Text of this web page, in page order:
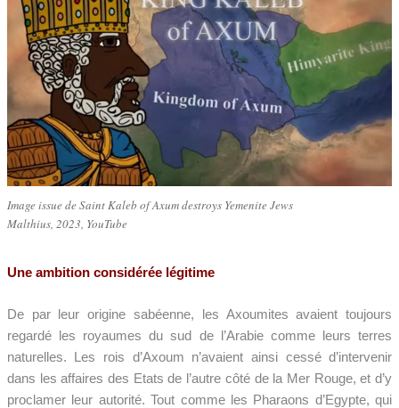
Image issue de Saint Kaleb of Axum destroys Yemenite Jews
Malthius, 2023, YouTube
Une ambition considérée légitime
De par leur origine sabéenne, les Axoumites avaient toujours
regardé les royaumes du sud de l’Arabie comme leurs terres
naturelles. Les rois d’Axoum n’avaient ainsi cessé d’intervenir
dans les affaires des Etats de l’autre côté de la Mer Rouge, et d’y
proclamer leur autorité. Tout comme les Pharaons d’Egypte, qui